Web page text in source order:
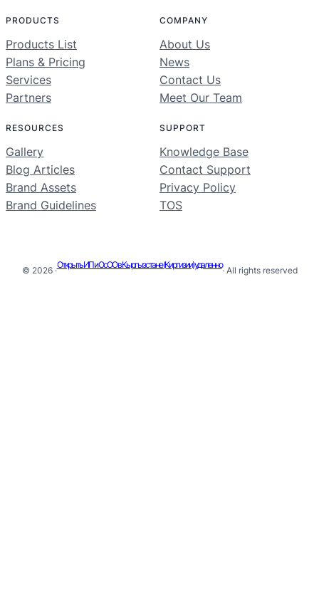
PRODUCTS
Products List
Plans & Pricing
Services
Partners
COMPANY
About Us
News
Contact Us
Meet Our Team
RESOURCES
Gallery
Blog Articles
Brand Assets
Brand Guidelines
SUPPORT
Knowledge Base
Contact Support
Privacy Policy
TOS
© 2026 ·
Открыть ИП и ОсОО в Кыргызстане (Киргизии) удаленно
· All rights reserved